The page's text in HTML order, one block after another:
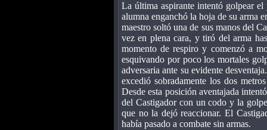
La última aspirante intentó golpear
alumna enganchó la hoja de su arma
maestro soltó una de sus manos del
vez en plena cara, y tiró del arma
momento de respiro y comenzó a
esquivando por poco los mortales
adversaria ante su evidente
excedió sobradamente los dos
Desde esta posición aventajada
del Castigador con un codo y la
que no la dejó reaccionar. El
había pasado a combate sin armas.